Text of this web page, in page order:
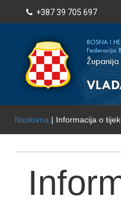
+387 39 705 697
Naslovna | Informacija o